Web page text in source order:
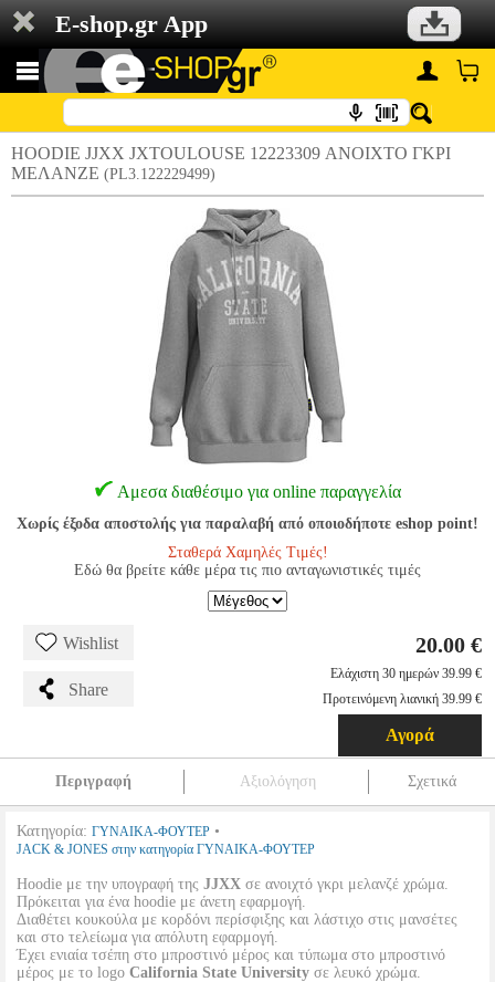
E-shop.gr App
HOODIE JJXX JXTOULOUSE 12223309 ΑΝΟΙΧΤΟ ΓΚΡΙ
ΜΕΛΑΝΖΕ (PL3.122229499)
Αμεσα διαθέσιμο για online παραγγελία
Χωρίς έξοδα αποστολής για παραλαβή από οποιοδήποτε eshop point!
Σταθερά Χαμηλές Τιμές!
Εδώ θα βρείτε κάθε μέρα τις πιο ανταγωνιστικές τιμές
Wishlist
Share
20.00 €
Ελάχιστη 30 ημερών 39.99 €
Προτεινόμενη λιανική 39.99 €
Αγορά
Περιγραφή Αξιολόγηση Σχετικά
Κατηγορία: ΓΥΝΑΙΚΑ-ΦΟΥΤΕΡ •
JACK & JONES στην κατηγορία ΓΥΝΑΙΚΑ-ΦΟΥΤΕΡ
Hoodie με την υπογραφή της JJXX σε ανοιχτό γκρι μελανζέ χρώμα.
Πρόκειται για ένα hoodie με άνετη εφαρμογή.
Διαθέτει κουκούλα με κορδόνι περίσφιξης και λάστιχο στις μανσέτες
και στο τελείωμα για απόλυτη εφαρμογή.
Έχει ενιαία τσέπη στο μπροστινό μέρος και τύπωμα στο μπροστινό
μέρος με το logo California State University σε λευκό χρώμα.